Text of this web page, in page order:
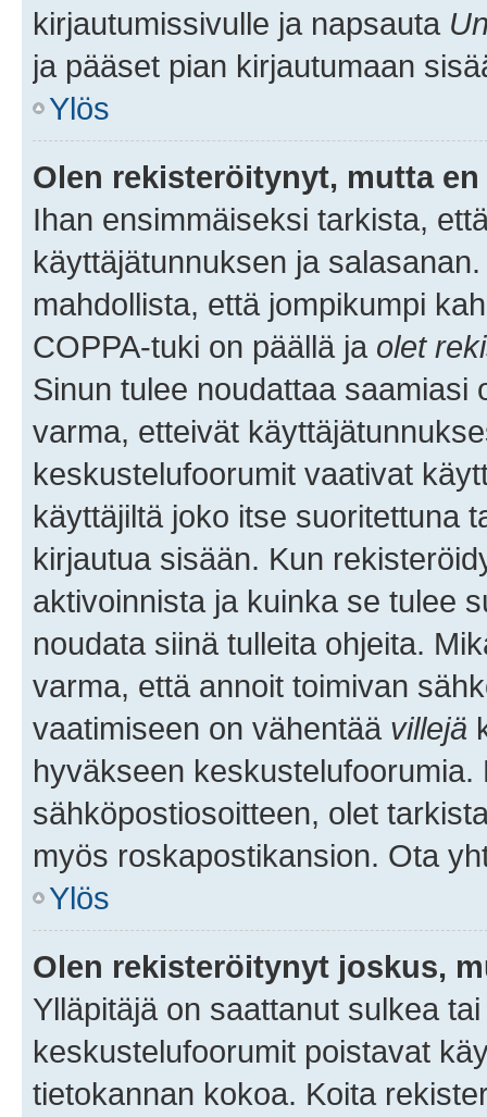
kirjautumissivulle ja napsauta
ja pääset pian kirjautumaan
Ylös
Olen rekisteröitynyt, mutta
Ihan ensimmäiseksi tarkista,
käyttäjätunnuksen ja
mahdollista, että jompikumpi
COPPA-tuki on päällä ja olet
Sinun tulee noudattaa saamiasi
varma, etteivät
keskustelufoorumit vaativat
käyttäjiltä joko itse suoritettuna
kirjautua sisään. Kun
aktivoinnista ja kuinka se tulee
noudata siinä tulleita ohjeita.
varma, että annoit toimivan
vaatimiseen on vähentää villejä
hyväkseen
sähköpostiosoitteen, olet
myös roskapostikansion. Ota
Ylös
Olen rekisteröitynyt joskus,
Ylläpitäjä on saattanut sulkea
keskustelufoorumit poistavat
tietokannan kokoa. Koita